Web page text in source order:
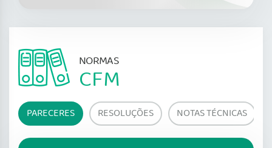
NORMAS
CFM
PARECERES RESOLUÇÕES NOTAS TÉCNICAS